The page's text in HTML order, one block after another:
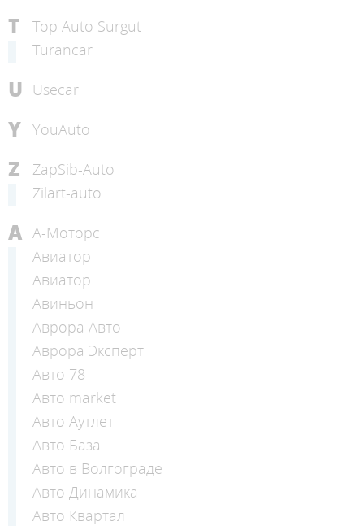
T
Top Auto Surgut
Turancar
U Usecar
Y YouAuto
Z
ZapSib-Auto
Zilart-auto
А А-Моторс
Авиатор
Авиатор
Авиньон
Аврора Авто
Аврора Эксперт
Авто 78
Авто market
Авто Аутлет
Авто База
Авто в Волгограде
Авто Динамика
Авто Квартал